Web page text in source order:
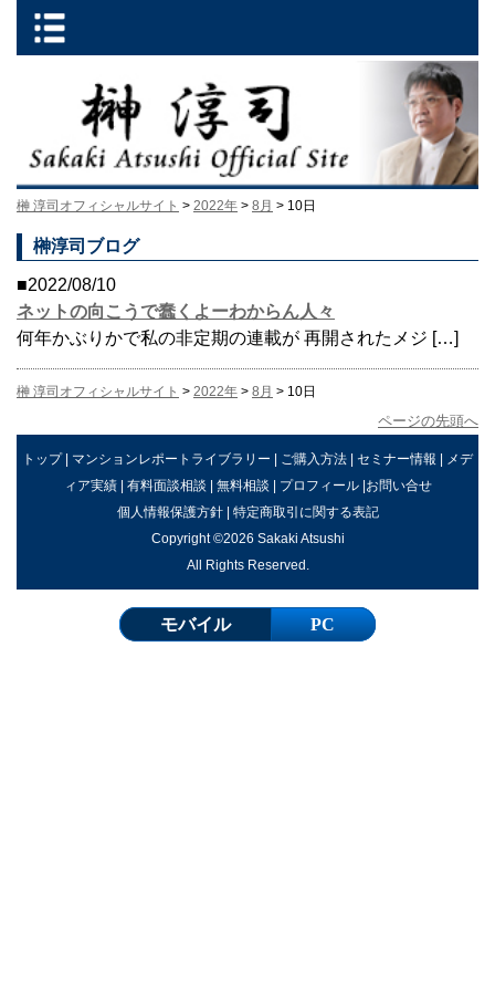
榊 淳司オフィシャルサイト > 2022年 > 8月 > 10日
榊淳司ブログ
■2022/08/10
ネットの向こうで蠢くよーわからん人々
何年かぶりかで私の非定期の連載が 再開されたメジ […]
榊 淳司オフィシャルサイト > 2022年 > 8月 > 10日
ページの先頭へ
トップ| マンションレポートライブラリー | ご購入方法 | セミナー情報 | メデ
ィア実績| 有料面談相談 | 無料相談 | プロフィール|お問い合せ
個人情報保護方針| 特定商取引に関する表記
Copyright ©2026 Sakaki Atsushi
All Rights Reserved.
モバイル PC